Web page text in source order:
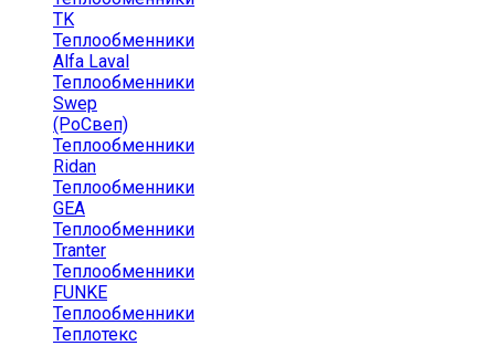
TK
Теплообменники
Alfa Laval
Теплообменники
Swep
(РоСвеп)
Теплообменники
Ridan
Теплообменники
GEA
Теплообменники
Tranter
Теплообменники
FUNKE
Теплообменники
Теплотекс